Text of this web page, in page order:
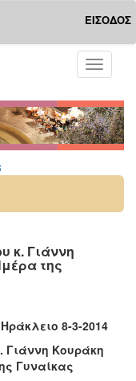
ΕΙΣΟΔΟΣ
Toggle
κ. Γιάννη
της
Ηράκλειο 8-3-2014
Κουράκη
Γυναίκας